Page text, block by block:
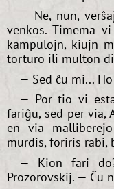
— Ne, nun,
venkos. Timema
kampulojn, kiujn
torturo ili multon
— Sed ĉu mi...
— Por tio vi
fariĝu, sed per via,
en via
murdis, foriris rabi,
— Kion fari
Prozorovskij. — Ĉu